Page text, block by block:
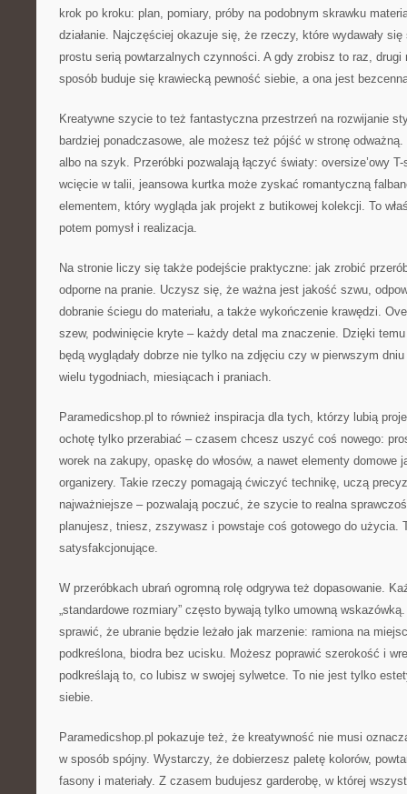
krok po kroku: plan, pomiary, próby na podobnym skrawku
działanie. Najczęściej okazuje się, że rzeczy, które wydawały
prostu serią powtarzalnych czynności. A gdy zrobisz to raz, drugi
sposób buduje się krawiecką pewność siebie, a ona jest
Kreatywne szycie to też fantastyczna przestrzeń na rozwijanie
bardziej ponadczasowe, ale możesz też pójść w stronę
albo na szyk. Przeróbki pozwalają łączyć światy: oversize’owy
wcięcie w talii, jeansowa kurtka może zyskać romantyczną
elementem, który wygląda jak projekt z butikowej kolekcji. To
potem pomysł i realizacja.
Na stronie liczy się także podejście praktyczne: jak zrobić
odporne na pranie. Uczysz się, że ważna jest jakość szwu,
dobranie ściegu do materiału, a także wykończenie krawędzi.
szew, podwinięcie kryte – każdy detal ma znaczenie. Dzięki
będą wyglądały dobrze nie tylko na zdjęciu czy w pierwszym
wielu tygodniach, miesiącach i praniach.
Paramedicshop.pl to również inspiracja dla tych, którzy lubią
ochotę tylko przerabiać – czasem chcesz uszyć coś nowego:
worek na zakupy, opaskę do włosów, a nawet elementy domowe
organizery. Takie rzeczy pomagają ćwiczyć technikę, uczą
najważniejsze – pozwalają poczuć, że szycie to realna
planujesz, tniesz, zszywasz i powstaje coś gotowego do użycia.
satysfakcjonujące.
W przeróbkach ubrań ogromną rolę odgrywa też dopasowanie.
„standardowe rozmiary” często bywają tylko umowną
sprawić, że ubranie będzie leżało jak marzenie: ramiona na
podkreślona, biodra bez ucisku. Możesz poprawić szerokość i
podkreślają to, co lubisz w swojej sylwetce. To nie jest tylko
siebie.
Paramedicshop.pl pokazuje też, że kreatywność nie musi
w sposób spójny. Wystarczy, że dobierzesz paletę kolorów,
fasony i materiały. Z czasem budujesz garderobę, w której